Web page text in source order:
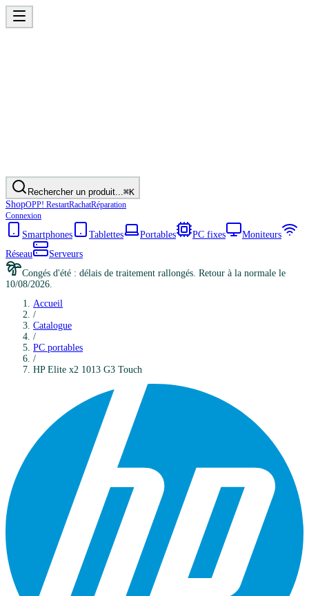
Rechercher un produit...⌘K
ShopOPP! RestartRachatRéparation
Connexion
Smartphones Tablettes Portables PC fixes
Moniteurs
Réseau
Serveurs
Congés d'été : délais de traitement rallongés. Retour à la normale le
10/08/2026.
Accueil
/
Catalogue
/
PC portables
/
HP Elite x2 1013 G3 Touch